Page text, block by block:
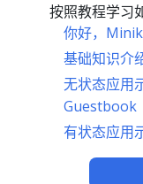
按照教程学习
你好，
基础知识介
无状态应用
Guestbook
有状态应用